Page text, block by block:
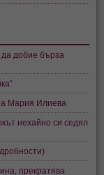
добие бърза
Мария Илиева
нехайно си седял
прекратява